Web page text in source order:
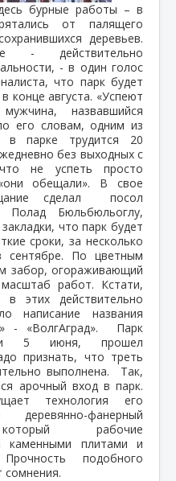
бурные работы – в
от палящего
деревьев.
- действительно
- в один голос
что парк будет
конце августа. «Успеют
назвавшийся
его словам, одним из
в парке трудится 20
без выходных с
не успеть просто
обещали». В свое
сделал посол
Бюльбюльоглу,
что парк будет
сроки, за несколько
По цветным
забор, огораживающий
работ. Кстати,
этих действительно
написание названия
- «ВолгАград». Парк
5 июня, прошел
признать, что треть
выполнена. Так,
арочный вход в парк.
технология его
деревянно-фанерный
который рабочие
каменными плитами и
подобного
сомнения.